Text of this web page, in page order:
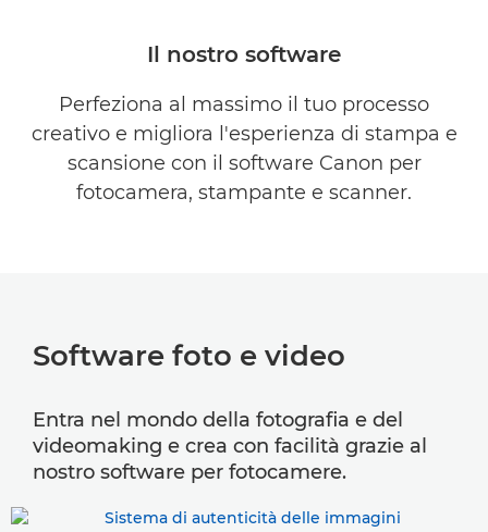
APPLICAZIONI
SOFTWARE PER LE AZIENDE
Il nostro software
Perfeziona al massimo il tuo processo
creativo e migliora l'esperienza di stampa e
scansione con il software Canon per
fotocamera, stampante e scanner.
Software foto e video
Entra nel mondo della fotografia e del
videomaking e crea con facilità grazie al
nostro software per fotocamere.